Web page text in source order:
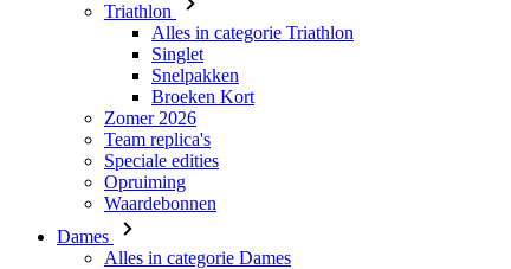
Triathlon
Alles in categorie Triathlon
Singlet
Snelpakken
Broeken Kort
Zomer 2026
Team replica's
Speciale edities
Opruiming
Waardebonnen
Dames
Alles in categorie Dames